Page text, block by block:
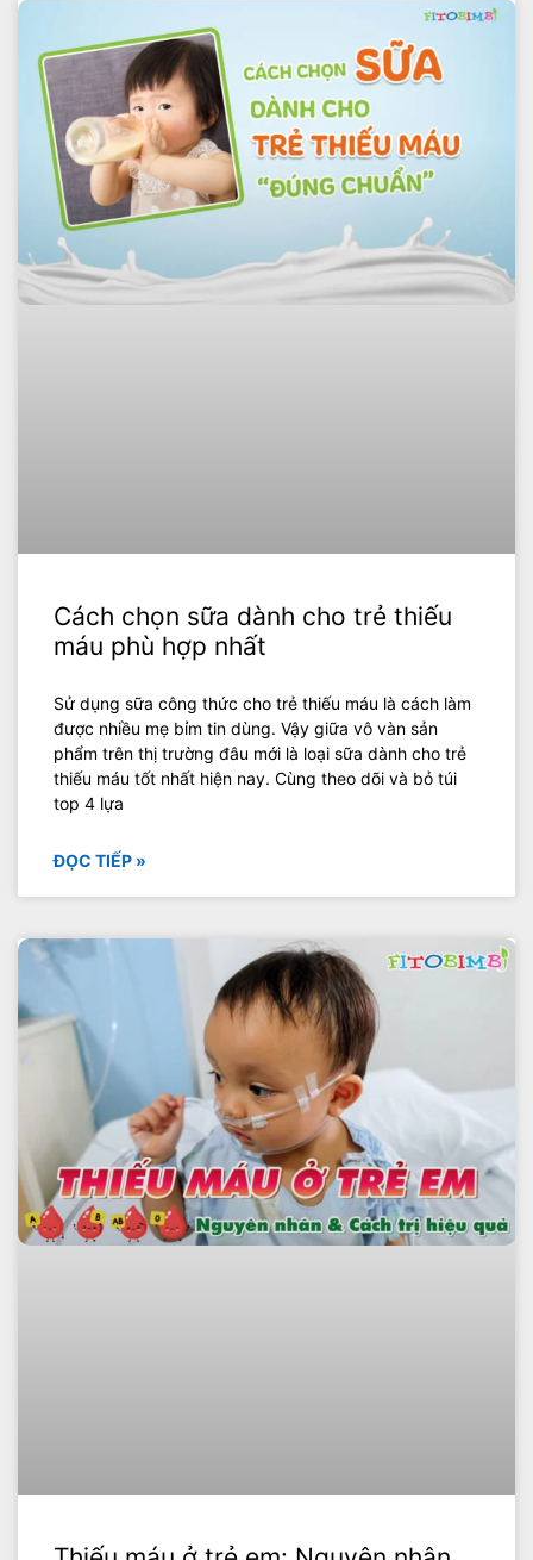
Cách chọn sữa dành cho trẻ thiếu
máu phù hợp nhất
Sử dụng sữa công thức cho trẻ thiếu máu là cách làm
được nhiều mẹ bỉm tin dùng. Vậy giữa vô vàn sản
phẩm trên thị trường đâu mới là loại sữa dành cho trẻ
thiếu máu tốt nhất hiện nay. Cùng theo dõi và bỏ túi
top 4 lựa
ĐỌC TIẾP »